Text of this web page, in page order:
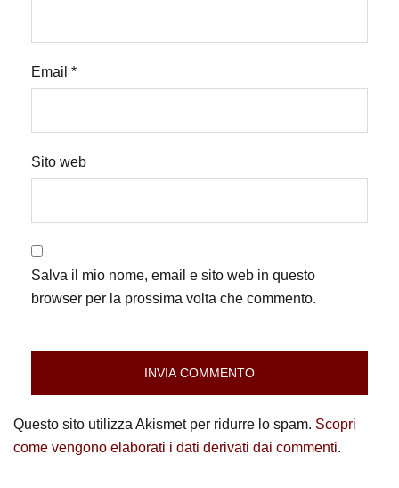
Email *
Sito web
Salva il mio nome, email e sito web in questo
browser per la prossima volta che commento.
Questo sito utilizza Akismet per ridurre lo spam. Scopri
come vengono elaborati i dati derivati dai commenti.